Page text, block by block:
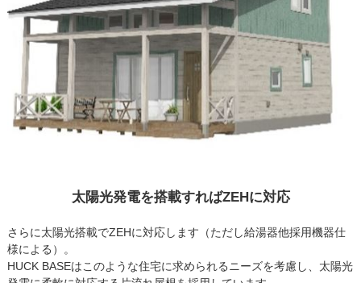
太陽光発電を搭載すればZEHに対応
さらに太陽光搭載でZEHに対応します（ただし給湯器他採用機器仕
様による）。
HUCK BASEはこのような住宅に求められるニーズを考慮し、太陽光